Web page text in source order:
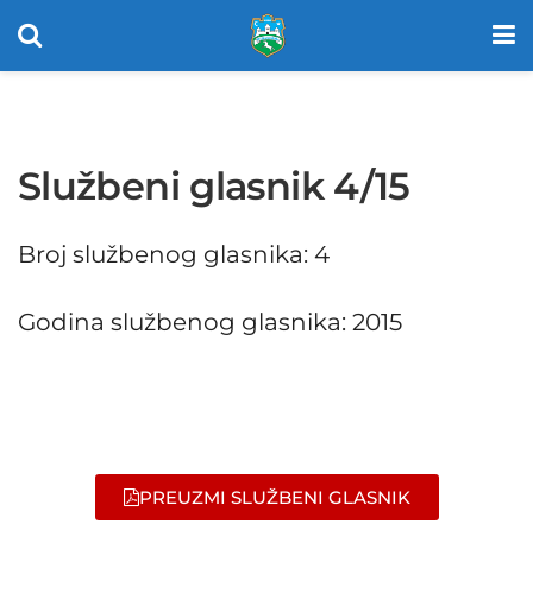
Službeni glasnik 4/15
Broj službenog glasnika: 4
Godina službenog glasnika: 2015
PREUZMI SLUŽBENI GLASNIK